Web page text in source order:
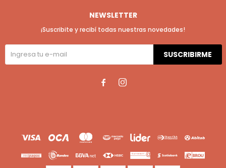
NEWSLETTER
¡Suscribite y recibí todas nuestras novedades!
SUSCRIBIRME
 